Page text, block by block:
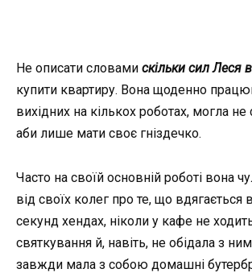
Не описати словами скільки сил Леся
купити квартиру. Вона щоденно
вихідних на кількох роботах, могла не
аби лише мати своє гніздечко.
Часто на своїй основній роботі вона
від своїх колег про те, що вдягається
секунд хендах, ніколи у кафе не
святкування й, навіть, не обідала з
завжди мала з собою домашні